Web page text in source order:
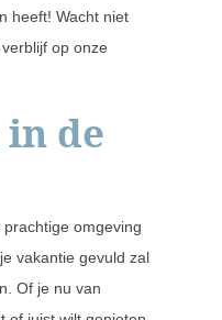
heeft! Wacht niet
op onze
de
omgeving
vakantie gevuld zal
Of je nu van